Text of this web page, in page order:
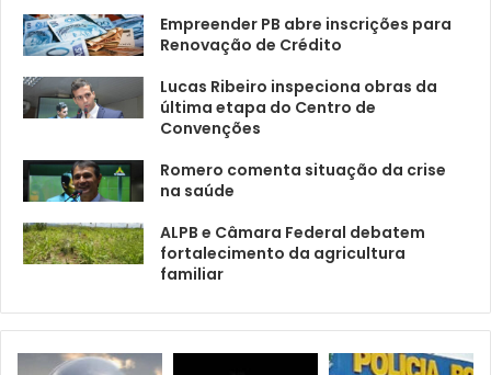
Empreender PB abre inscrições para
Renovação de Crédito
Lucas Ribeiro inspeciona obras da
última etapa do Centro de
Convenções
Romero comenta situação da crise
na saúde
ALPB e Câmara Federal debatem
fortalecimento da agricultura
familiar